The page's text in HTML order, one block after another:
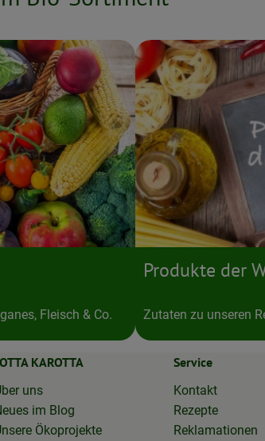
Fleisch & Co.
Produkte der
Zutaten zu unseren
KAROTTA
uns
im Blog
Ökoprojekte
Service
Kontakt
Rezepte
Reklamationen